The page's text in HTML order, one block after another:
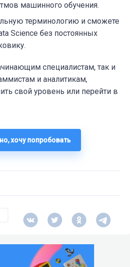
машинного обучения.
терминологию и сможете
Science без постоянных
специалистам, так и
и аналитикам,
свой уровень или перейти в
хочу попробовать